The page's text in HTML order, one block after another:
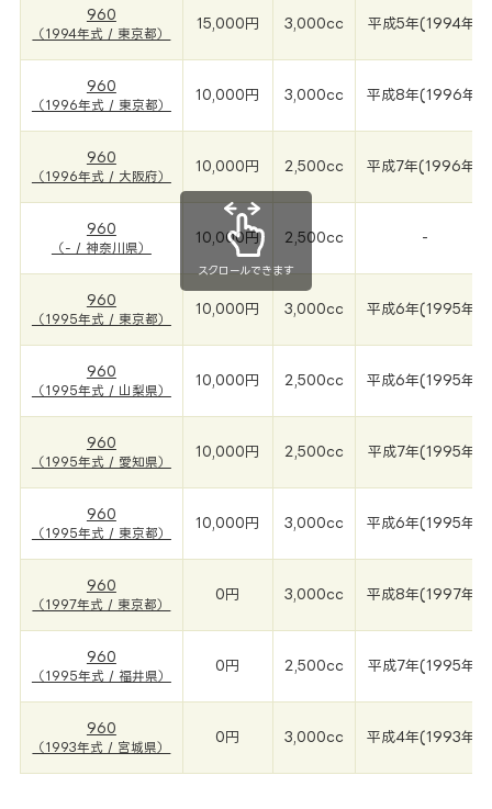
960
（1994年式 / 東京都）
15,000円 3,000cc 平成5年(1994年)
960
（1996年式 / 東京都）
10,000円 3,000cc 平成8年(1996年)
960
（1996年式 / 大阪府）
10,000円 2,500cc 平成7年(1996年)
960
（- / 神奈川県）
10,000円 2,500cc -
960
（1995年式 / 東京都）
10,000円 3,000cc 平成6年(1995年)
960
（1995年式 / 山梨県）
10,000円 2,500cc 平成6年(1995年)
960
（1995年式 / 愛知県）
10,000円 2,500cc 平成7年(1995年)
960
（1995年式 / 東京都）
10,000円 3,000cc 平成6年(1995年)
960
（1997年式 / 東京都）
0円 3,000cc 平成8年(1997年)
960
（1995年式 / 福井県）
0円 2,500cc 平成7年(1995年)
960
（1993年式 / 宮城県）
0円 3,000cc 平成4年(1993年)
スクロールできます